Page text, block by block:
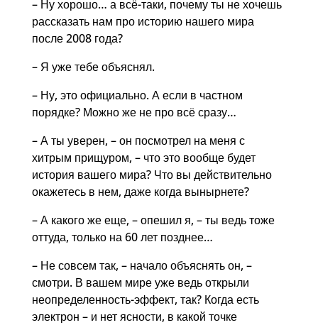
– Ну хорошо… а всё-таки, почему ты не хочешь
рассказать нам про историю нашего мира
после 2008 года?
– Я уже тебе объяснял.
– Ну, это официально. А если в частном
порядке? Можно же не про всё сразу…
– А ты уверен, – он посмотрел на меня с
хитрым прищуром, – что это вообще будет
история вашего мира? Что вы действительно
окажетесь в нем, даже когда вынырнете?
– А какого же еще, – опешил я, – ты ведь тоже
оттуда, только на 60 лет позднее…
– Не совсем так, – начало объяснять он, –
смотри. В вашем мире уже ведь открыли
неопределенность-эффект, так? Когда есть
электрон – и нет ясности, в какой точке